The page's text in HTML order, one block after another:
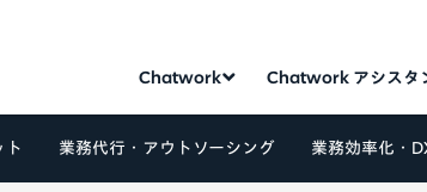
Chatwork Chatwork アシスタ
ト 業務代行・アウトソーシング 業務効率化・